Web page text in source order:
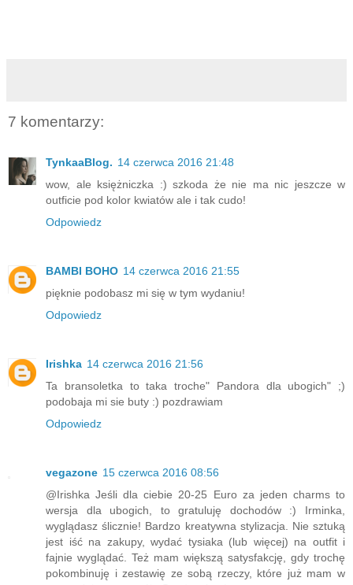
7 komentarzy:
TynkaaBlog. 14 czerwca 2016 21:48
wow, ale księżniczka :) szkoda że nie ma nic jeszcze w
outficie pod kolor kwiatów ale i tak cudo!
Odpowiedz
BAMBI BOHO 14 czerwca 2016 21:55
pięknie podobasz mi się w tym wydaniu!
Odpowiedz
Irishka 14 czerwca 2016 21:56
Ta bransoletka to taka troche" Pandora dla ubogich" ;)
podobaja mi sie buty :) pozdrawiam
Odpowiedz
vegazone 15 czerwca 2016 08:56
@Irishka Jeśli dla ciebie 20-25 Euro za jeden charms to
wersja dla ubogich, to gratuluję dochodów :) Irminka,
wyglądasz ślicznie! Bardzo kreatywna stylizacja. Nie sztuką
jest iść na zakupy, wydać tysiaka (lub więcej) na outfit i
fajnie wyglądać. Też mam większą satysfakcję, gdy trochę
pokombinuję i zestawię ze sobą rzeczy, które już mam w